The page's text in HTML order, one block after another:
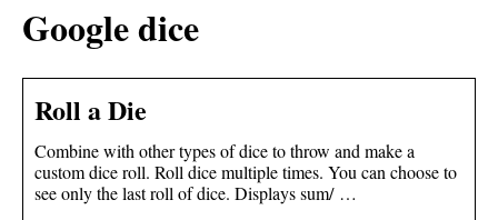
Google dice
Roll a Die
Combine with other types of dice to throw and make a
custom dice roll. Roll dice multiple times. You can choose to
see only the last roll of dice. Displays sum/ …